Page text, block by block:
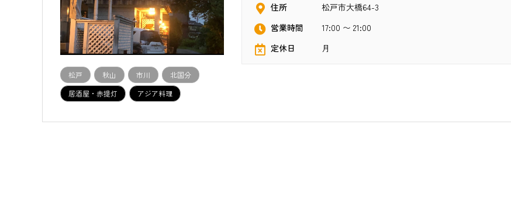
松戸 秋山 市川
北国分
居酒屋・赤提灯
アジア料理
住所
松戸市大橋64-3
営業時間
17:00 〜 21:00
定休日
月